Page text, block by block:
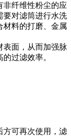
非纤维性粉尘的应
要对滤筒进行水洗
材料的打磨、金属
表面，从而加强脉
过滤效率。
方可再次使用，滤